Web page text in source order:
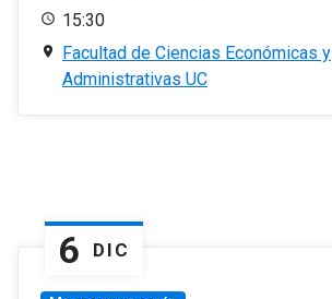
15:30
Facultad de Ciencias Económicas y
Administrativas UC
6 DIC